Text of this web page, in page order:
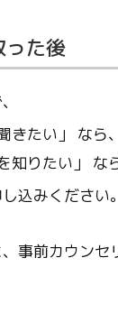
った後
きたい」 なら
知りたい」 な
込みください。
事前カウン